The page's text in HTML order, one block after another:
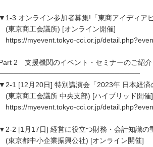
▼1-3 オンライン参加者募集!「東商アイディア
(東京商工会議所) [オンライン開催]
https://myevent.tokyo-cci.or.jp/
2 支援機関のイベント・セミナーのご紹介
▼2-1 [12月20日] 特別講演会「2023年 日本経済
(東京商工会議所 中央支部) [ハイブリッド開催]
https://myevent.tokyo-cci.or.jp/
▼2-2 [1月17日] 経営に役立つ財務・会計知識の
(東京都中小企業振興公社) [オンライン開催]